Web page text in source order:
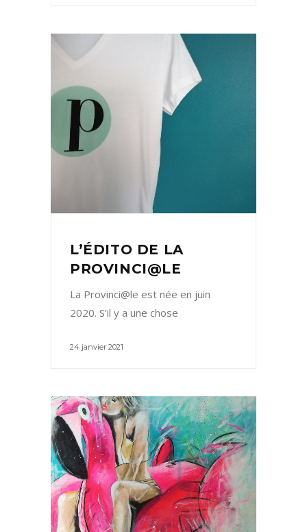
L’ÉDITO DE LA
PROVINCI@LE
La Provinci@le est née en juin
2020. S’il y a une chose
24 janvier 2021